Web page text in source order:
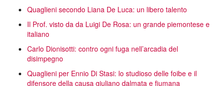
Quaglieni secondo Liana De Luca: un libero talento
Il Prof. visto da da Luigi De Rosa: un grande piemontese e
italiano
Carlo Dionisotti: contro ogni fuga nell’arcadia del
disimpegno
Quaglieni per Ennio Di Stasi: lo studioso delle foibe e il
difensore della causa giuliano dalmata e fiumana